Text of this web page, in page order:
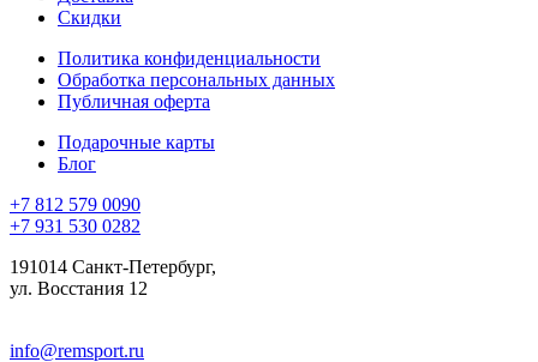
Скидки
Политика конфиденциальности
Обработка персональных данных
Публичная оферта
Подарочные карты
Блог
+7 812 579 0090
+7 931 530 0282
191014 Санкт-Петербург,
ул. Восстания 12
info@remsport.ru